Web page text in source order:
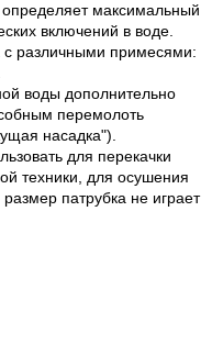
максимальный
включений в воде.
с различными примесями:
воды дополнительно
перемолоть
насадка").
для перекачки
техники, для осушения
патрубка не играет